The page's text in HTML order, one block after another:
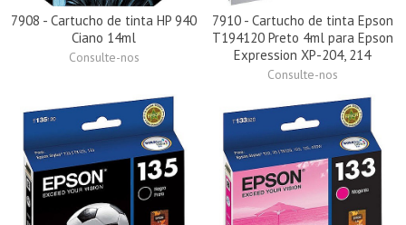
7908 - Cartucho de tinta HP 940
Ciano 14ml
Consulte-nos
7910 - Cartucho de tinta Epson
T194120 Preto 4ml para Epson
Expression XP-204, 214
Consulte-nos